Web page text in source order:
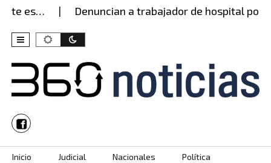
es… Denuncian a trabajador de hospital por
Skip to content
Inicio Judicial Nacionales
Política